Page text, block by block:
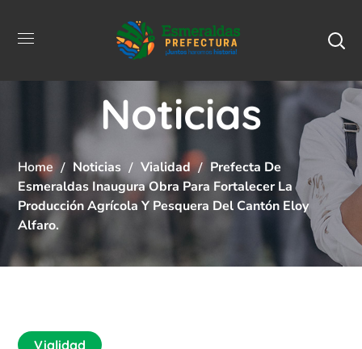
Noticias
Home Noticias Vialidad
Prefecta De
Esmeraldas Inaugura Obra Para Fortalecer La
Producción Agrícola Y Pesquera Del Cantón Eloy
Alfaro.
Vialidad